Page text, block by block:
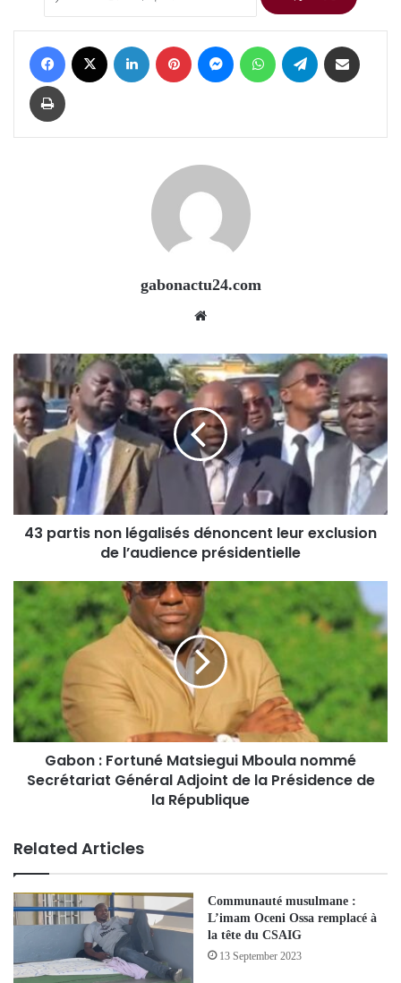
Facebook LinkedIn Pinterest Messenger WhatsApp Telegram
Print
gabonactu24.com
43 partis non légalisés dénoncent leur exclusion
de l’audience présidentielle
Gabon : Fortuné Matsiegui Mboula nommé
Secrétariat Général Adjoint de la Présidence de
la République
Related Articles
Communauté musulmane :
L’imam Oceni Ossa remplacé à
la tête du CSAIG
13 September 2023